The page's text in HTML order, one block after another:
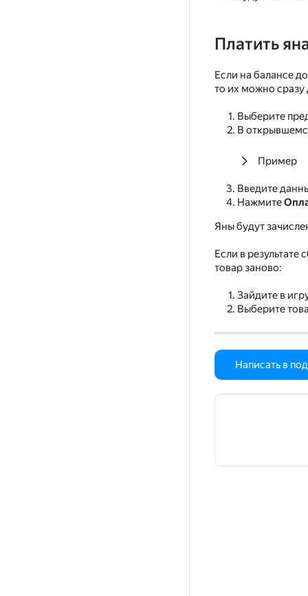
Платить
Если на балансе
то их можно сразу
Выберите
В
Пример
Введите
Нажмите
Яны будут
Если в
товар заново:
Зайдите в
Выберите
Написать в